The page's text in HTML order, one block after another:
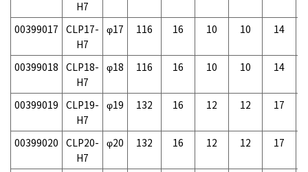
H7
00399017 CLP17-
H7
φ17 116 16 10 10 14
00399018 CLP18-
H7
φ18 116 16 10 10 14
00399019 CLP19-
H7
φ19 132 16 12 12 17
00399020 CLP20-
H7
φ20 132 16 12 12 17